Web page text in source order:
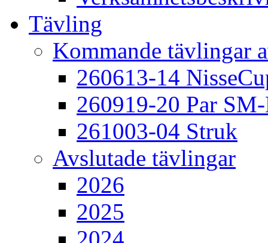
Tävling
Kommande tävlingar
260613-14
260919-20 Par
261003-04 Struk
Avslutade tävlingar
2026
2025